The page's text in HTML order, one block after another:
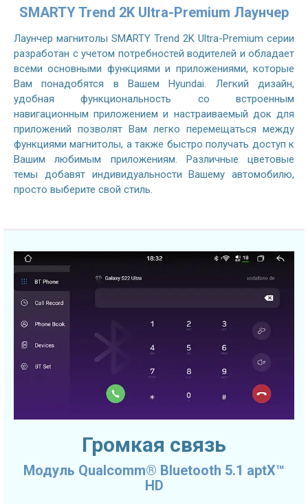
SMARTY Trend 2K Ultra-Premium Лаунчер
Лаунчер магнитолы SMARTY Trend 2K Ultra-Premium серии
разработан с учетом потребностей водителей и обладает
всеми основными функциями и приложениями, которые
Вам понадобятся в Вашем Hyundai. Легкий дизайн,
удобная функциональность со встроенным
навигационным приложением и настраиваемый док для
приложений позволят Вам легко перемещаться между
функциями магнитолы, а также быстро получать доступ к
Вашим любимым приложениям. Различные цветовые
темы добавят индивидуальности Вашему автомобилю,
просто выберите свой стиль.
Громкая связь
Модуль Qualcomm® Bluetooth 5.1 aptX™
HD